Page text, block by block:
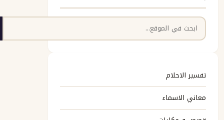
البحث
تفسير الاحلام
معاني الاسماء